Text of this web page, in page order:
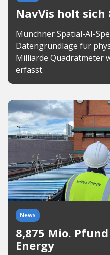
NavVis holt sich
Münchner Spatial-AI-
Datengrundlage für
Milliarde Quadratmeter
erfasst.
News
8,875 Mio.
Energy